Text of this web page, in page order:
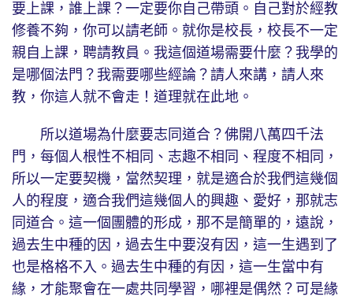
要上課，誰上課？一定要你自己帶頭。自己對於經教
修養不夠，你可以請老師。就你是校長，校長不一定
親自上課，聘請教員。我這個道場需要什麼？我學的
是哪個法門？我需要哪些經論？請人來講，請人來
教，你這人就不會走！道理就在此地。
所以道場為什麼要志同道合？佛開八萬四千法
門，每個人根性不相同、志趣不相同、程度不相同，
所以一定要契機，當然契理，就是適合於我們這幾個
人的程度，適合我們這幾個人的興趣、愛好，那就志
同道合。這一個團體的形成，那不是簡單的，遠說，
過去生中種的因，過去生中要沒有因，這一生遇到了
也是格格不入。過去生中種的有因，這一生當中有
緣，才能聚會在一處共同學習，哪裡是偶然？可是緣